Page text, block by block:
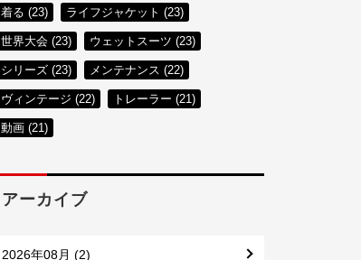
着る (23) ライフジャケット (23)
世界大会 (23) ウェットスーツ (23)
シリーズ (23) メンテナンス (22)
ヴィンテージ (22) トレーラー (21)
動画 (21)
アーカイブ
2026年08月 (2)